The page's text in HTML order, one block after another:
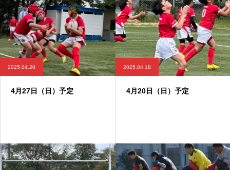
2025.04.20
4月27日（日）予定
2025.04.18
4月20日（日）予定